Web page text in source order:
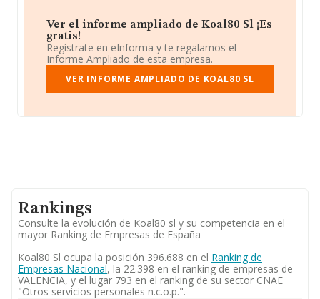
Ver el informe ampliado de Koal80 Sl ¡Es
gratis!
Regístrate en eInforma y te regalamos el
Informe Ampliado de esta empresa.
VER INFORME AMPLIADO DE KOAL80 SL
Rankings
Consulte la evolución de Koal80 sl y su competencia en el
mayor Ranking de Empresas de España
Koal80 Sl ocupa la posición 396.688 en el Ranking de
Empresas Nacional, la 22.398 en el ranking de empresas de
VALENCIA, y el lugar 793 en el ranking de su sector CNAE
"Otros servicios personales n.c.o.p.".